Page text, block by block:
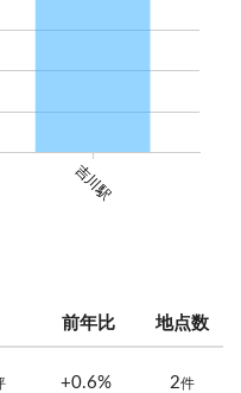
吉川駅
前年比 地点数
+0.6% 2件